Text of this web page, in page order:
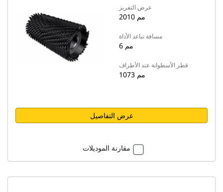
عرض التفريز
2010 مم
مسافة تباعد الأداة
6 مم
قطر الأسطوانة عند الأطراف
1073 مم
عرض التفاصيل
مقارنة الموديلات